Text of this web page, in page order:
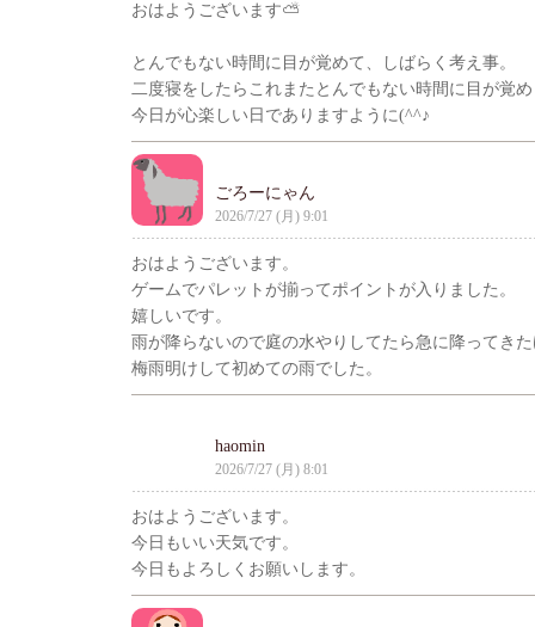
おはようございます⛅
とんでもない時間に目が覚めて、しばらく考え事。
二度寝をしたらこれまたとんでもない時間に目が覚
今日が心楽しい日でありますように(^^♪
ごろーにゃん
2026/7/27 (月) 9:01
おはようございます。
ゲームでパレットが揃ってポイントが入りました。
嬉しいです。
雨が降らないので庭の水やりしてたら急に降ってき
梅雨明けして初めての雨でした。
haomin
2026/7/27 (月) 8:01
おはようございます。
今日もいい天気です。
今日もよろしくお願いします。